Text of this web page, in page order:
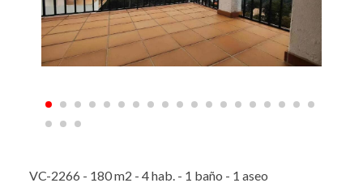
VC-2266 - 180 m2 - 4 hab. - 1 baño - 1 aseo